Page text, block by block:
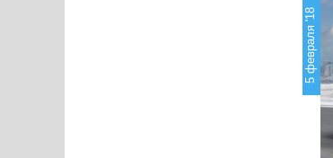
5 февраля '18